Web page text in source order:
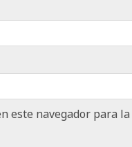
este navegador para